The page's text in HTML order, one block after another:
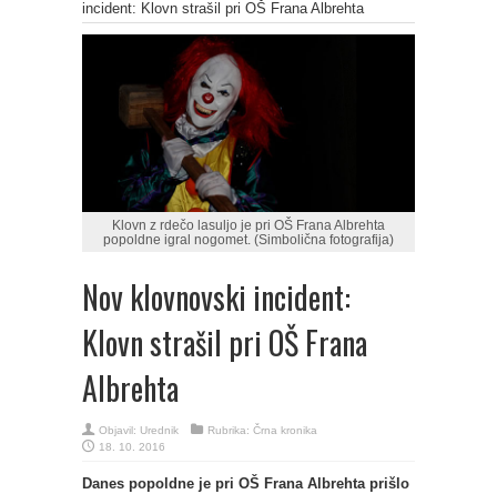
incident: Klovn strašil pri OŠ Frana Albrehta
Klovn z rdečo lasuljo je pri OŠ Frana Albrehta
popoldne igral nogomet. (Simbolična fotografija)
Nov klovnovski incident:
Klovn strašil pri OŠ Frana
Albrehta
Objavil: Urednik Rubrika: Črna kronika
18. 10. 2016
Danes popoldne je pri OŠ Frana Albrehta prišlo